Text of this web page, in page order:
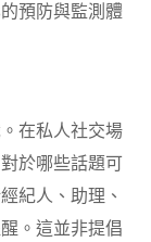
預防與監測體
在私人社交場
於哪些話題可
紀人、助理、
。這並非提倡